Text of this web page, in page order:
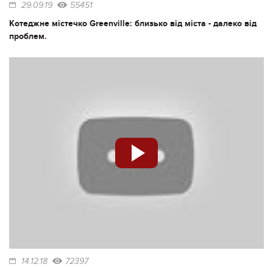
29.09.19 55451
Котеджне містечко Greenville: близько від міста - далеко від
проблем.
14.12.18 72397